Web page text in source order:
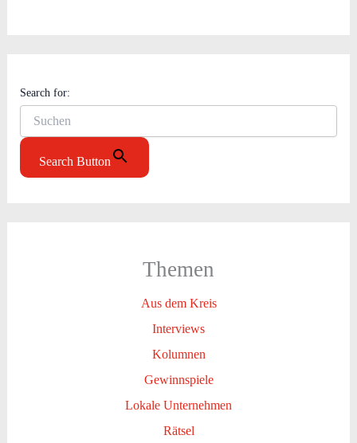
Search for:
Search Button
Themen
Aus dem Kreis
Interviews
Kolumnen
Gewinnspiele
Lokale Unternehmen
Rätsel